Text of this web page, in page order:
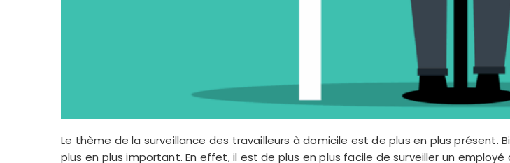
Le thème de la surveillance des travailleurs à domicile est de plus en plus
plus en plus important. En effet, il est de plus en plus facile de surveiller un